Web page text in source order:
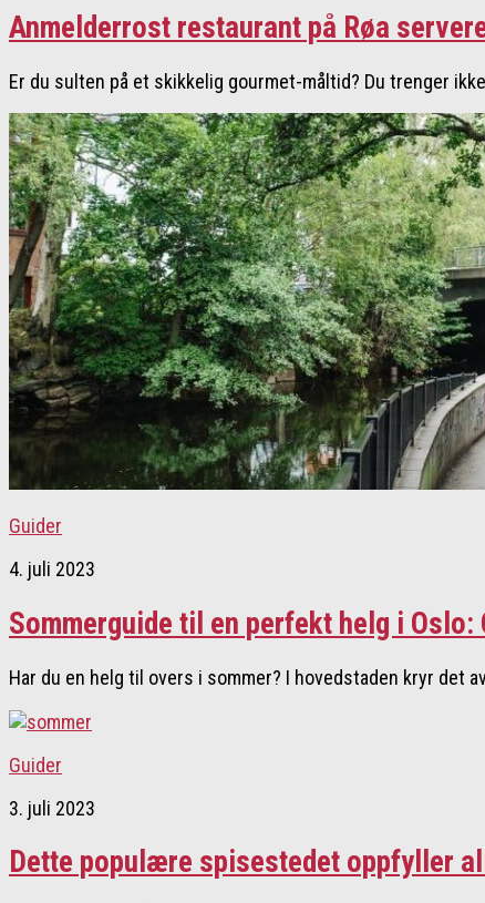
Anmelderrost restaurant på Røa
Er du sulten på et skikkelig gourmet-måltid? Du trenger
Guider
4. juli 2023
Sommerguide til en perfekt helg i Oslo:
Har du en helg til overs i sommer? I hovedstaden kryr det
Guider
3. juli 2023
Dette populære spisestedet oppfyller